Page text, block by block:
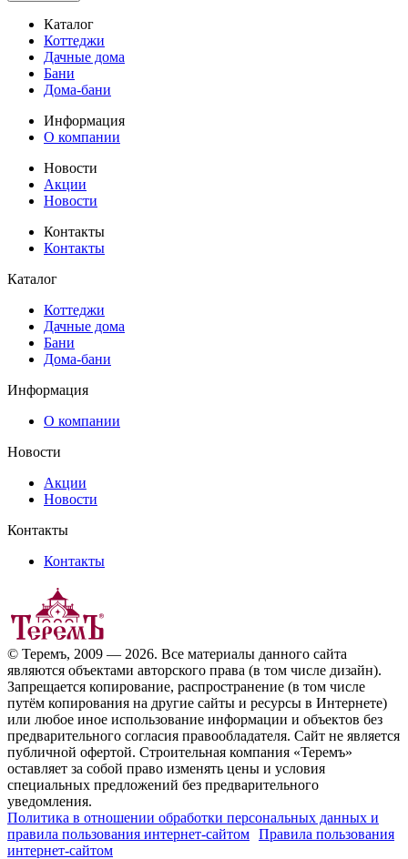
Каталог
Коттеджи
Дачные дома
Бани
Дома-бани
Информация
О компании
Новости
Акции
Новости
Контакты
Контакты
Каталог
Коттеджи
Дачные дома
Бани
Дома-бани
Информация
О компании
Новости
Акции
Новости
Контакты
Контакты
© Теремъ, 2009 — 2026. Все материалы данного сайта
являются объектами авторского права (в том числе дизайн).
Запрещается копирование, распространение (в том числе
путём копирования на другие сайты и ресурсы в Интернете)
или любое иное использование информации и объектов без
предварительного согласия правообладателя. Cайт не является
публичной офертой. Строительная компания «Теремъ»
оставляет за собой право изменять цены и условия
специальных предложений без предварительного
уведомления.
Политика в отношении обработки персональных данных и
правила пользования интернет-сайтом Правила пользования
интернет-сайтом